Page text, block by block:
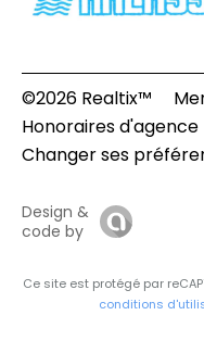
©2026 Realtix™
Honoraires d'agence
Changer ses
Design &
code by
Ce site est protégé par
conditions